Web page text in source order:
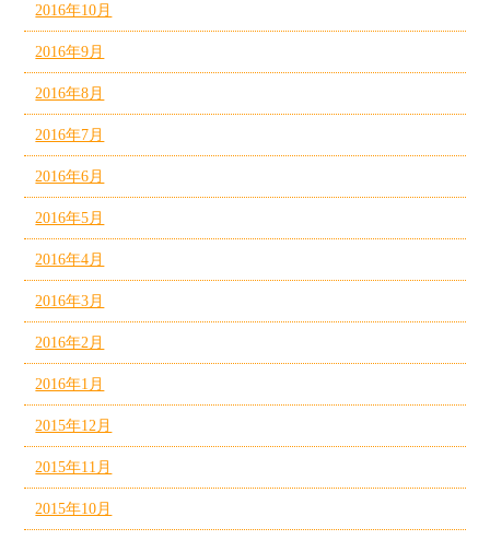
2016年10月
2016年9月
2016年8月
2016年7月
2016年6月
2016年5月
2016年4月
2016年3月
2016年2月
2016年1月
2015年12月
2015年11月
2015年10月